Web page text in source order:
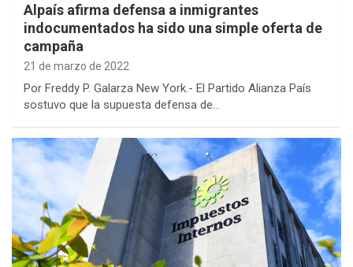
Alpaís afirma defensa a inmigrantes
indocumentados ha sido una simple oferta de
campaña
21 de marzo de 2022
Por Freddy P. Galarza New York.- El Partido Alianza País
sostuvo que la supuesta defensa de…